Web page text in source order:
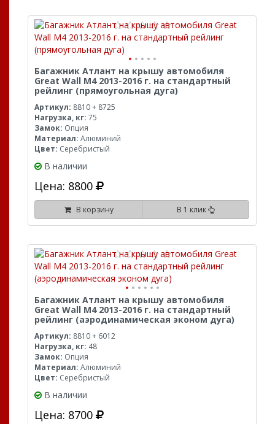
Багажник Атлант на крышу автомобиля
Great Wall M4 2013-2016 г. на стандартный
рейлинг (прямоугольная дуга)
Артикул: 8810 + 8725
Нагрузка, кг: 75
Замок: Опция
Материал: Алюминий
Цвет: Серебристый
В наличии
Цена: 8800
В корзину В 1 клик
Багажник Атлант на крышу автомобиля
Great Wall M4 2013-2016 г. на стандартный
рейлинг (аэродинамическая эконом дуга)
Артикул: 8810 + 6012
Нагрузка, кг: 48
Замок: Опция
Материал: Алюминий
Цвет: Серебристый
В наличии
Цена: 8700